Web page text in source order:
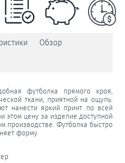
Обзор
футболка прямого кроя,
ткани, приятной на ощупь.
нанести яркий принт по всей
этом цену за изделие доступной
производстве. Футболка быстро
форму.